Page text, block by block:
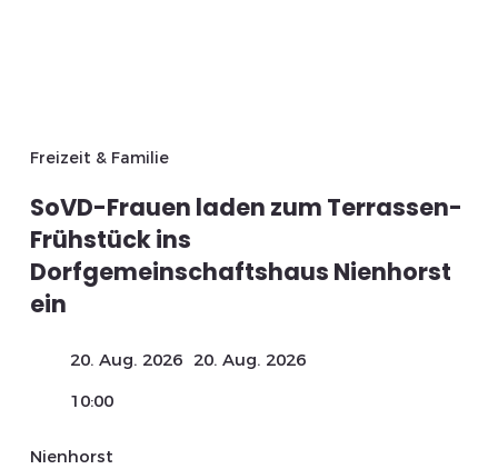
Freizeit & Familie
SoVD-Frauen laden zum Terrassen-
Frühstück ins
Dorfgemeinschaftshaus Nienhorst
ein
20. Aug. 2026 20. Aug. 2026
10:00
Nienhorst